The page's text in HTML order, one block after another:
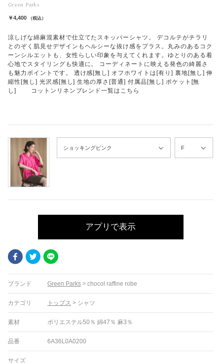
Green Parks
￥4,400 （税込）
涼しげな綿麻混素材で仕立てたスキッパーシャツ。 デコルテがチラリ
とのぞく肌見せデザインもヘルシーな抜け感をプラス。丸みのあるコク
ーンシルエットも、女性らしい印象を与えてくれます。ゆとりのある着
心地でスタイリングも快適に。 コーディネートに映える発色の綺麗さ
も魅力ポイントです。 透け感[無し] オフホワイトは[有り] 裏地[無し] 伸
縮性[無し] 光沢感[無し] 生地の厚さ[普通] 付属品[無し] ポケット[無
し] コットンリネンブレンド一覧はこちら
アプリで表示
FacebookTwitter
ブランド Green Parks > chocol raffine robe
カテゴリ トップス > シャツ
素材 ポリエステル50％ 綿47％ 麻3％
品番 6A36L0A0200
サイズ